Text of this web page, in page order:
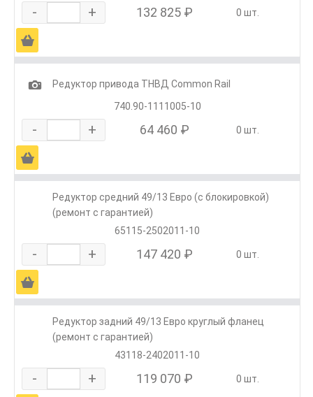
- + 132 825 ₽ 0 шт.
Ä
1
Редуктор привода ТНВД Common Rail
740.90-1111005-10
- + 64 460 ₽ 0 шт.
Ä
Редуктор средний 49/13 Евро (с блокировкой)
(ремонт с гарантией)
65115-2502011-10
- + 147 420 ₽ 0 шт.
Ä
Редуктор задний 49/13 Евро круглый фланец
(ремонт с гарантией)
43118-2402011-10
- + 119 070 ₽ 0 шт.